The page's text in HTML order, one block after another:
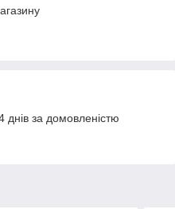
за домовленістю